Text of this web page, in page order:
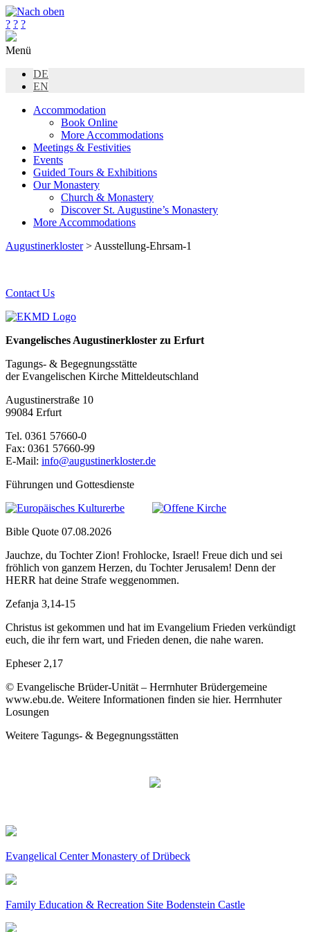
? ? ?
Menü
DE
EN
Accommodation
Book Online
More Accommodations
Meetings & Festivities
Events
Guided Tours & Exhibitions
Our Monastery
Church & Monastery
Discover St. Augustine’s Monastery
More Accommodations
Augustinerkloster> Ausstellung-Ehrsam-1
Contact Us
Evangelisches Augustinerkloster zu Erfurt
Tagungs- & Begegnungsstätte
der Evangelischen Kirche Mitteldeutschland
Augustinerstraße 10
99084 Erfurt
Tel. 0361 57660-0
Fax: 0361 57660-99
E-Mail: info@augustinerkloster.de
Führungen und Gottesdienste
Bible Quote 07.08.2026
Jauchze, du Tochter Zion! Frohlocke, Israel! Freue dich und sei
fröhlich von ganzem Herzen, du Tochter Jerusalem! Denn der
HERR hat deine Strafe weggenommen.
Zefanja 3,14-15
Christus ist gekommen und hat im Evangelium Frieden verkündigt
euch, die ihr fern wart, und Frieden denen, die nahe waren.
Epheser 2,17
© Evangelische Brüder-Unität – Herrnhuter Brüdergemeine
www.ebu.de. Weitere Informationen finden sie hier. Herrnhuter
Losungen
Weitere Tagungs- & Begegnungsstätten
Evangelical Center Monastery of Drübeck
Family Education & Recreation Site Bodenstein Castle